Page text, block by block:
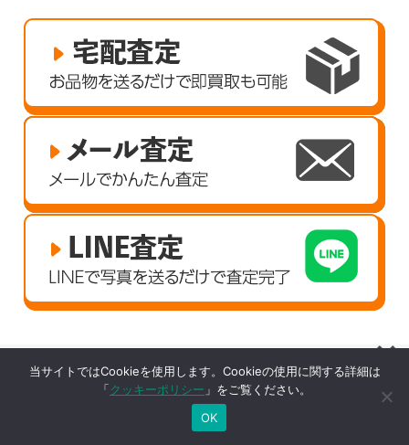
買取ジャンル
当サイトではCookieを使用します。Cookieの使用に関する詳細は
「クッキーポリシー 」をご覧ください。
OK